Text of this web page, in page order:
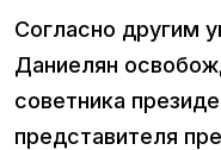
Согласно другим
Даниелян
советника
представителя